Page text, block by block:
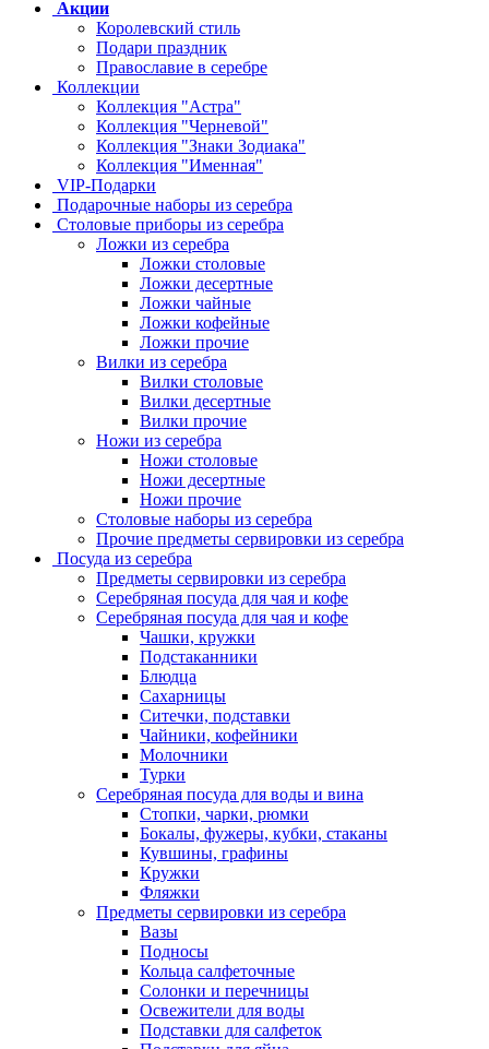
Акции
Королевский стиль
Подари праздник
Православие в серебре
Коллекции
Коллекция "Астра"
Коллекция "Черневой"
Коллекция "Знаки Зодиака"
Коллекция "Именная"
VIP-Подарки
Подарочные наборы из серебра
Столовые приборы из серебра
Ложки из серебра
Ложки столовые
Ложки десертные
Ложки чайные
Ложки кофейные
Ложки прочие
Вилки из серебра
Вилки столовые
Вилки десертные
Вилки прочие
Ножи из серебра
Ножи столовые
Ножи десертные
Ножи прочие
Столовые наборы из серебра
Прочие предметы сервировки из серебра
Посуда из серебра
Предметы сервировки из серебра
Серебряная посуда для чая и кофе
Серебряная посуда для чая и кофе
Чашки, кружки
Подстаканники
Блюдца
Сахарницы
Ситечки, подставки
Чайники, кофейники
Молочники
Турки
Серебряная посуда для воды и вина
Стопки, чарки, рюмки
Бокалы, фужеры, кубки, стаканы
Кувшины, графины
Кружки
Фляжки
Предметы сервировки из серебра
Вазы
Подносы
Кольца салфеточные
Солонки и перечницы
Освежители для воды
Подставки для салфеток